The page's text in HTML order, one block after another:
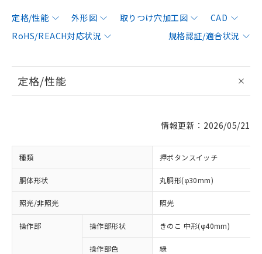
定格/性能 外形図 取りつけ穴加工図
CAD
RoHS/REACH対応状況
規格認証/適合状況
定格/性能
情報更新：2026/05/21
種類 押ボタンスイッチ
胴体形状 丸胴形(φ30mm)
照光/非照光 照光
操作部 操作部形状 きのこ 中形(φ40mm)
操作部色 緑